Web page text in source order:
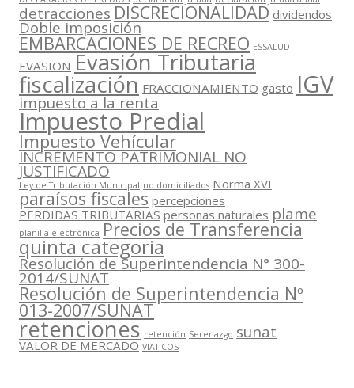
detracciones DISCRECIONALIDAD dividendos
Doble imposición
EMBARCACIONES DE RECREO ESSALUD
EVASION Evasión Tributaria
fiscalización FRACCIONAMIENTO gasto IGV
impuesto a la renta
Impuesto Predial
Impuesto Vehícular
INCREMENTO PATRIMONIAL NO
JUSTIFICADO
Ley de Tributación Municipal no domiciliados Norma XVI
paraísos fiscales percepciones
PERDIDAS TRIBUTARIAS personas naturales plame
planilla electrónica Precios de Transferencia
quinta categoria
Resolución de Superintendencia N° 300-
2014/SUNAT
Resolución de Superintendencia Nº
013-2007/SUNAT
retenciones retención Serenazgo sunat
VALOR DE MERCADO VIATICOS